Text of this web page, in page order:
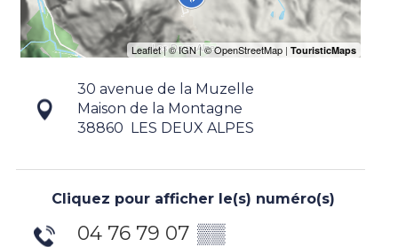
30 avenue de la Muzelle
Maison de la Montagne
38860
LES DEUX ALPES
Cliquez pour afficher le(s) numéro(s)
04 76 79 07 ▒▒